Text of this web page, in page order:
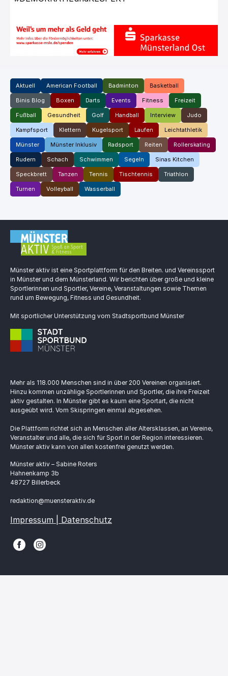
Aktuell American Football Badminton Basketball
Binis Blog Boxen Darts Events Fitness Freizeit
Fußball Gesundheit Golf Handball Interview Judo
Kampfsport Klettern Kugelsport Laufen Leichtathletik
Münster Münster Inklusiv Radsport Reiten Rollerskating
Rudern Schach Schwimmen Segeln Sinas Kitchen
Speckbrett Tanzen Tennis Tischtennis Triathlon
Turnen Volleyball Wasserball
Münster aktiv ist eine Sportplattform für den Breiten. und Vereinssport
in Münster und dem Münsterland. Wir berichten über große und kleine
Sportlerinnen und Sportler, Vereine, Veranstaltungen sowie Themen
rund um Bewegung, Fitness und Gesundheit.
Mit sportlicher Unterstützung vom Stadtsportbund Münster
Mehr als 118.000 Menschen sind in über 200 Vereinen organisiert.
Hinzu kommen unzählige Sportlerinnen und Sportler, die ihre Freizeit
aktiv gestalten. In Münster gibt es kaum eine Sportart, die nicht
ausgeübt wird. Vom Skispringen einmal abgesehen.
Die Plattform richtet sich an Menschen aller Altersklassen, an Vereine,
Veranstalter und alle, die sich für Sport in der Region interessieren.
Münster aktiv kann von allen kostenfrei genutzt werden.
Münster aktiv – Sabine Roters
Hahnenkamp 3b
48727 Billerbeck
redaktion@muensteraktiv.de
Impressum | Datenschutz